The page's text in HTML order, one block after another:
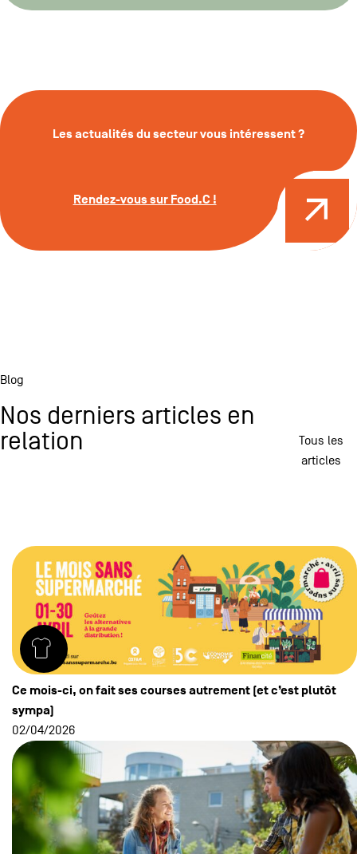
Les actualités du secteur vous intéressent ?
Rendez-vous sur Food.C !
Blog
Nos derniers articles en
relation
Tous les
articles
Ce mois-ci, on fait ses courses autrement (et c’est plutôt
sympa)
02/04/2026